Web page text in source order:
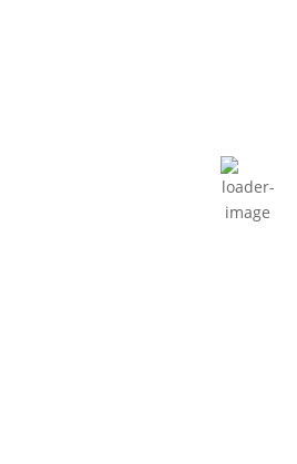
Cielo Claro
Ráfagas de viento: